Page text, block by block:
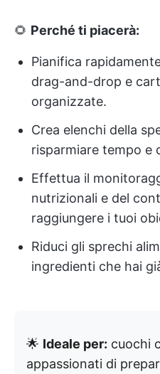
🌻 Perché ti piacerà:
Pianifica
drag-and-drop e
organizzate.
Crea elenchi della
risparmiare tempo e
Effettua il
nutrizionali e del
raggiungere i tuoi
Riduci gli sprechi
ingredienti che hai
🌟 Ideale per: cuochi
appassionati di